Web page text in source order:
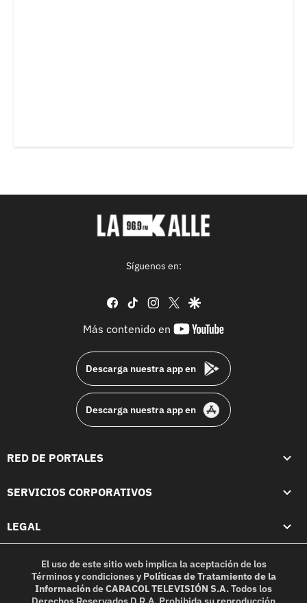
Síguenos en:
facebook
tiktok instagram
twittergoogle
Más contenido en
youtube-
Descarga nuestra app en
Descarga nuestra app en
RED DE PORTALES
SERVICIOS CORPORATIVOS
LEGAL
El uso de este sitio web implica la aceptación de los
Términos y condicionesy Políticas de Tratamiento de la
InformacióndeCARACOL TELEVISIÓN S.A.Todos los